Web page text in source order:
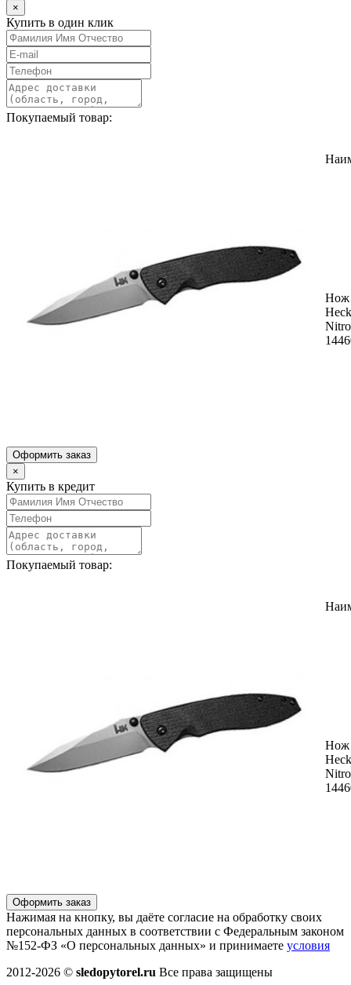
×
Купить в один клик
Покупаемый товар:
Нож
Оформить заказ
×
Купить в кредит
Покупаемый товар:
Нож
Оформить заказ
Нажимая на кнопку, вы даёте согласие на обработку своих
персональных данных в соответствии с Федеральным законом
№152-ФЗ «О персональных данных» и принимаете условия
2012-2026 © sledopytorel.ru Все права защищены